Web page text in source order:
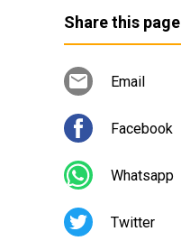
Share this page
Email
Facebook
Whatsapp
Twitter